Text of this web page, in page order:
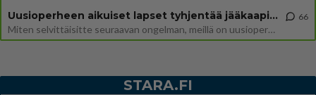
Uusioperheen aikuiset lapset tyhjentää jääkaapin käydessään
Miten selvittäisitte seuraavan ongelman, meillä on uusioperhe, minulla teini-ikäiset lapset ja puolisolla aikuiset, jotk
66
STARA.FI